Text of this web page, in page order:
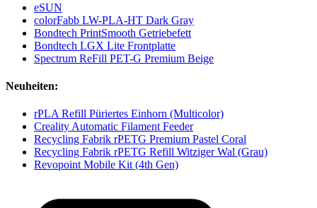
eSUN
colorFabb LW-PLA-HT Dark Gray
Bondtech PrintSmooth Getriebefett
Bondtech LGX Lite Frontplatte
Spectrum ReFill PET-G Premium Beige
Neuheiten:
rPLA Refill Püriertes Einhorn (Multicolor)
Creality Automatic Filament Feeder
Recycling Fabrik rPETG Premium Pastel Coral
Recycling Fabrik rPETG Refill Witziger Wal (Grau)
Revopoint Mobile Kit (4th Gen)